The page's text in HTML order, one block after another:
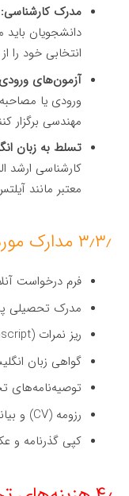
مدرک کارشناسی:
دانشجویان
انتخابی خود را
آزمون‌های
ورودی یا
مهندسی برگزار
تسلط به زبان
کارشناسی ارشد
معتبر مانند
۳٫۳٫ مدارک مورد نیاز
فرم درخواست
مدرک تحصیلی
ریز نمرات (Transcript)
گواهی زبان
توصیه‌نامه‌های
رزومه (CV) و بیانیه انگیزشی (SOP)
کپی گذرنامه و